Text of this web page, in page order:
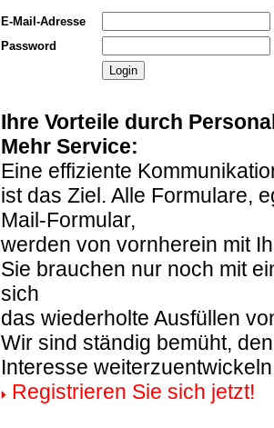
E-Mail-Adresse
Password
Ihre Vorteile durch
Mehr Service:
Eine effiziente
ist das Ziel. Alle Formulare,
Mail-Formular,
werden von vornherein mit
Sie brauchen nur noch mit
sich
das wiederholte Ausfüllen
Wir sind ständig bemüht,
Interesse
Registrieren Sie sich jetzt!